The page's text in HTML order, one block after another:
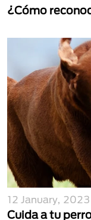
¿Cómo
12 January, 2023
Cuida a tu